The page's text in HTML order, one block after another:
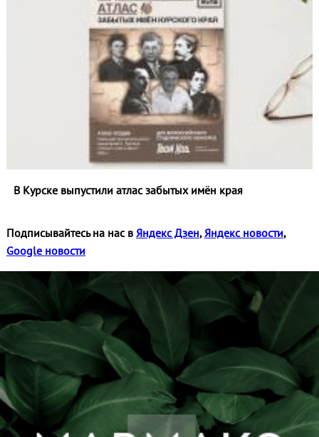
В Курске выпустили атлас забытых имён края
Подписывайтесь на нас в Яндекс Дзен, Яндекс новости,
Google новости